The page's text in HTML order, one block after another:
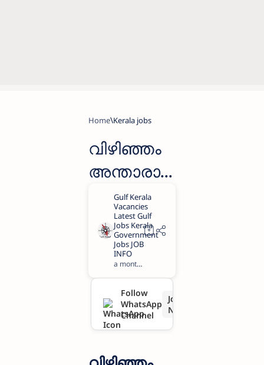
Home Kerala jobs
വിഴിഞ്ഞം
അന്താരാ
ഷ്ട്ര
തുറമുഖ
ലിമിറ്റഡ്
(VISL)
ജോലി
ഒഴിവുകൾ
a month ago
Follow
WhatsApp
Channel
Join
Now